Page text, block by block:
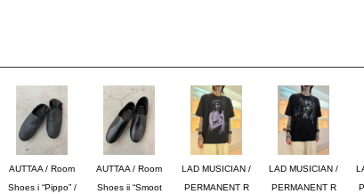
AUTTAA / Room
Shoes i “Pippo” /
AUTTAA / Room
Shoes ii “Smoot
LAD MUSICIAN /
PERMANENT R
LAD MUSICIAN /
PERMANENT R